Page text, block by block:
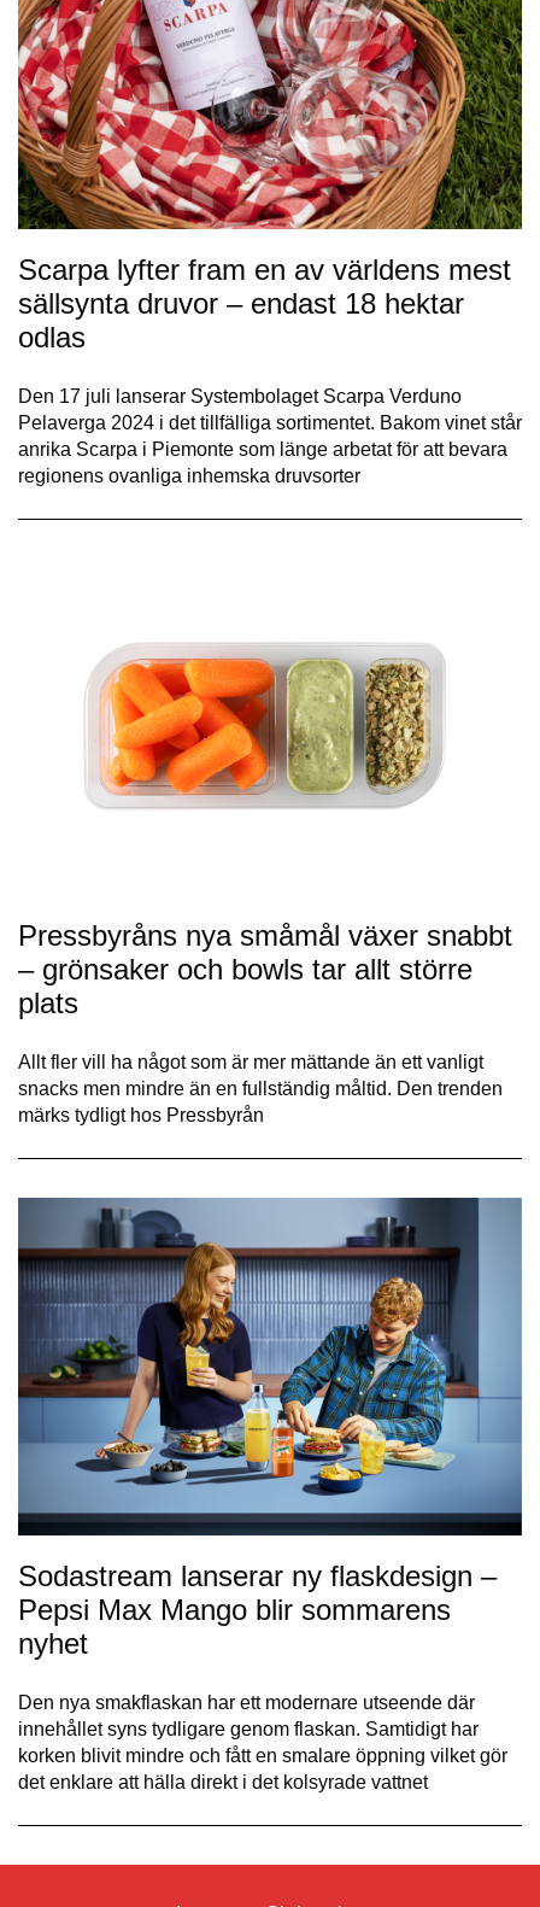
Scarpa lyfter fram en av världens mest
sällsynta druvor – endast 18 hektar
odlas
Den 17 juli lanserar Systembolaget Scarpa Verduno
Pelaverga 2024 i det tillfälliga sortimentet. Bakom vinet står
anrika Scarpa i Piemonte som länge arbetat för att bevara
regionens ovanliga inhemska druvsorter
Pressbyråns nya småmål växer snabbt
– grönsaker och bowls tar allt större
plats
Allt fler vill ha något som är mer mättande än ett vanligt
snacks men mindre än en fullständig måltid. Den trenden
märks tydligt hos Pressbyrån
Sodastream lanserar ny flaskdesign –
Pepsi Max Mango blir sommarens
nyhet
Den nya smakflaskan har ett modernare utseende där
innehållet syns tydligare genom flaskan. Samtidigt har
korken blivit mindre och fått en smalare öppning vilket gör
det enklare att hälla direkt i det kolsyrade vattnet